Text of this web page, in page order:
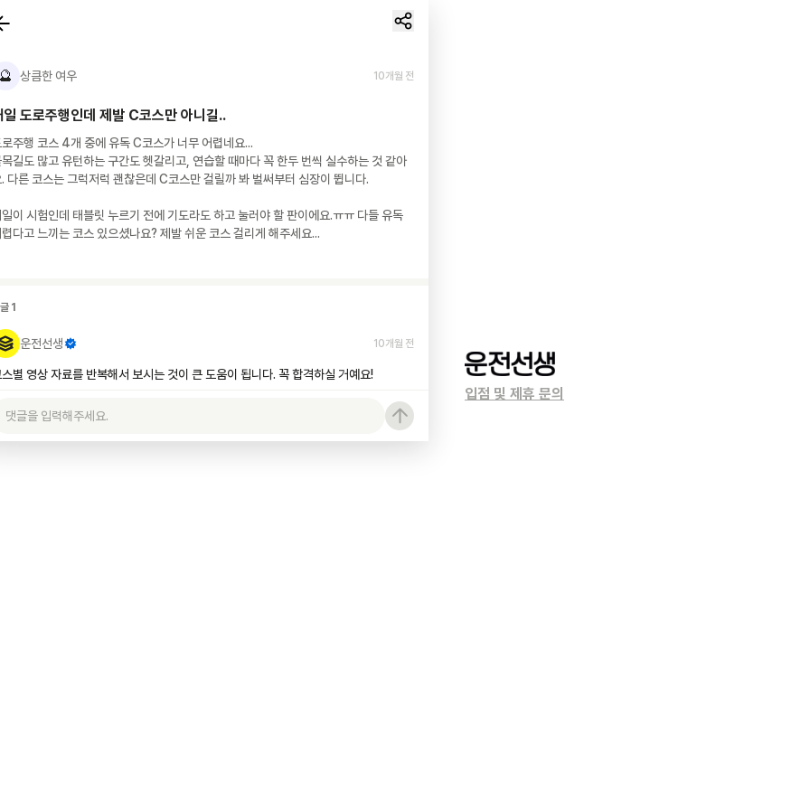
🔮 상큼한 여우 10개월 전
일 도로주행인데 제발 C코스만 아니길..
로주행 코스 4개 중에 유독 C코스가 너무 어렵네요...
목길도 많고 유턴하는 구간도 헷갈리고, 연습할 때마다 꼭 한두 번씩 실수하는 것 같아
. 다른 코스는 그럭저럭 괜찮은데 C코스만 걸릴까 봐 벌써부터 심장이 뜁니다.
일이 시험인데 태블릿 누르기 전에 기도라도 하고 눌러야 할 판이에요.ㅠㅠ 다들 유독
렵다고 느끼는 코스 있으셨나요? 제발 쉬운 코스 걸리게 해주세요...
1
운전선생 10개월 전
스별 영상 자료를 반복해서 보시는 것이 큰 도움이 됩니다. 꼭 합격하실 거예요!
입점 및 제휴 문의